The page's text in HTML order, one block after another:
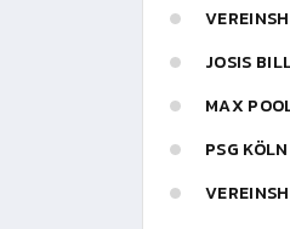
JOSIS
MAX
PSG